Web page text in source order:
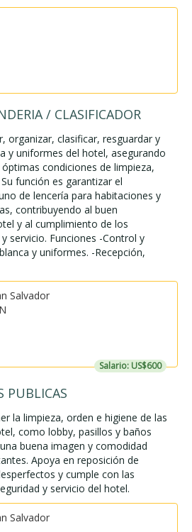
/ CLASIFICADOR
organizar, clasificar, resguardar y
y uniformes del hotel, asegurando
condiciones de limpieza,
función es garantizar el
de lencería para habitaciones y
contribuyendo al buen
y al cumplimiento de los
servicio. Funciones -Control y
y uniformes. -Recepción,
Salvador
Salario: US$600
PUBLICAS
la limpieza, orden e higiene de las
como lobby, pasillos y baños
buena imagen y comodidad
Apoya en reposición de
y cumple con las
y servicio del hotel.
Salvador